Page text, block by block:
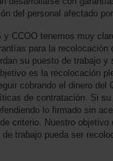
del personal afectado
CCOO tenemos muy
para la recolocación
su puesto de trabajo y
es la recolocación
cobrando el dinero del
de contratación. Si
lo firmado sin
criterio. Nuestro objetivo
trabajo pueda ser